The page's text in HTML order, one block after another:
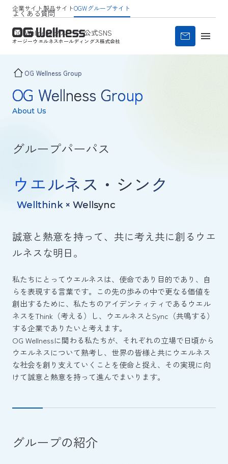
企業サイト製品サイトOGWグループサイト
オージーウエルネスホールディングス株式会社
よくある質問
OG Wellness グループ 公式SNS
OG Wellness Group
OG Wellness Group
About Us
グループパーパス
ウエルネス・シンク
Wellthink × Wellsync
誠意と熱意を持って、 共に考え共に創るウエ
ルネスな明日。
私たちにとってウエルネスは、使命であり目的であり、自
らを表現する言葉です。この先の歩みの中で更なる価値を
創出するために、私たちのアイデンティティであるウエル
ネスをThink（考える）し、ウエルネスとSync（共鳴する）
する企業でありたいと考えます。
OG Wellnessに関わる私たちが、それぞれの立場で日頃から
ウエルネスについて熟考し、世界の皆様と共にウエルネス
な社会を創り支えていくことを使命と捉え、その実現に向
けて誠意と熱意を持って進んでまいります。
グループの紹介